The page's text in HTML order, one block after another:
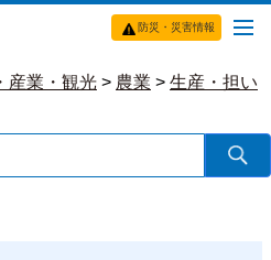
防災・災害情報
産業・観光 > 農業 > 生産・担い